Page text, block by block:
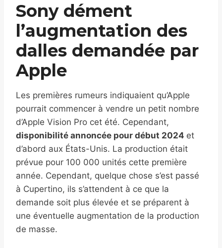
Sony dément
l’augmentation des
dalles demandée par
Apple
Les premières rumeurs indiquaient qu’Apple
pourrait commencer à vendre un petit nombre
d’Apple Vision Pro cet été. Cependant,
disponibilité annoncée pour début 2024 et
d’abord aux États-Unis. La production était
prévue pour 100 000 unités cette première
année. Cependant, quelque chose s’est passé
à Cupertino, ils s’attendent à ce que la
demande soit plus élevée et se préparent à
une éventuelle augmentation de la production
de masse.